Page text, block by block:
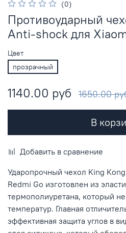
(0)
Противоударный
Anti-shock для
Цвет
прозрачный
1140.00 руб 1650.00
В
Добавить в сравнение
Ударопрочный чехол King
Redmi Go изготовлен из
термополиуретана, который
температур. Главная
эффективная защита углов в